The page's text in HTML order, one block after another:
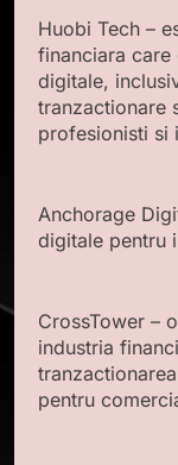
Huobi Tech –
financiara
digitale,
tranzactionare
profesionisti si
Anchorage
digitale pentru
CrossTower –
industria
pentru